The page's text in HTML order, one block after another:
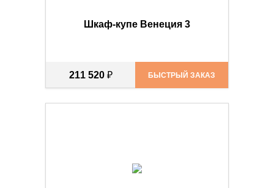
Шкаф-купе Венеция 3
211 520 ₽ БЫСТРЫЙ ЗАКАЗ